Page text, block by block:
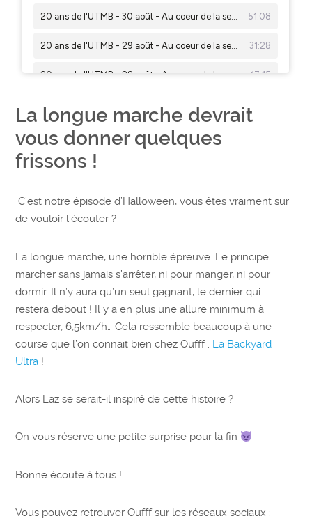
La longue marche devrait
vous donner quelques
frissons !
C’est notre épisode d’Halloween, vous êtes vraiment sur
de vouloir l’écouter ?
La longue marche, une horrible épreuve. Le principe :
marcher sans jamais s’arrêter, ni pour manger, ni pour
dormir. Il n’y aura qu’un seul gagnant, le dernier qui
restera debout ! Il y a en plus une allure minimum à
respecter, 6,5km/h… Cela ressemble beaucoup à une
course que l’on connait bien chez Oufff : La Backyard
Ultra !
Alors Laz se serait-il inspiré de cette histoire ?
On vous réserve une petite surprise pour la fin
Bonne écoute à tous !
Vous pouvez retrouver Oufff sur les réseaux sociaux :